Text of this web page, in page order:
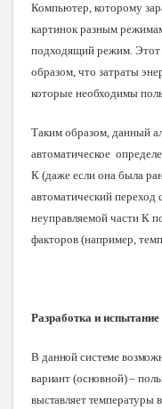
Компьютер, которому
картинок разным
подходящий режим.
образом, что затраты
которые необходимы
Таким образом, данный
автоматическое
К (даже если она была
автоматический
неуправляемой части К
факторов (например,
Разработка и испытание
В данной системе
вариант (основной) –
выставляет температуры